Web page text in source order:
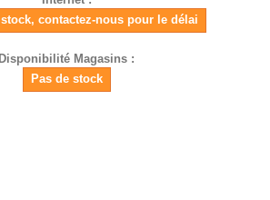
contactez-nous pour le délai
Disponibilité Magasins :
Pas de stock